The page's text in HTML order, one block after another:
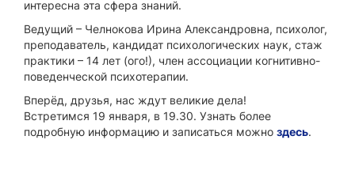
интересна эта сфера знаний.
Ведущий – Челнокова Ирина Александровна, психолог,
преподаватель, кандидат психологических наук, стаж
практики – 14 лет (ого!), член ассоциации когнитивно-
поведенческой психотерапии.
Вперёд, друзья, нас ждут великие дела!
Встретимся 19 января, в 19.30. Узнать более
подробную информацию и записаться можно здесь.